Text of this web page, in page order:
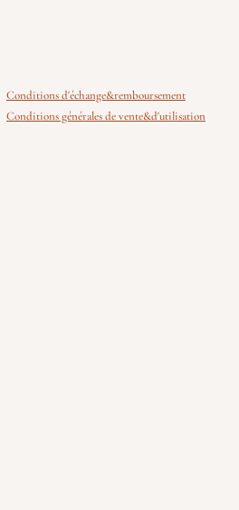
Conditions d'échange&remboursement
Conditions générales de vente&d'utilisation